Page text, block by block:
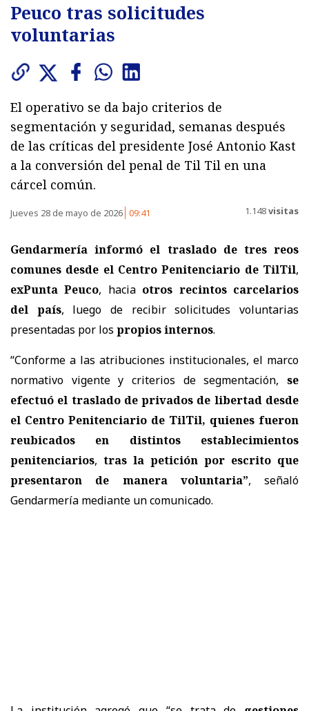
Peuco tras solicitudes
voluntarias
El operativo se da bajo criterios de
segmentación y seguridad, semanas después
de las críticas del presidente José Antonio Kast
a la conversión del penal de Til Til en una
cárcel común.
Jueves 28 de mayo de 2026 09:41 1.148visitas
Gendarmería informó el traslado de tres reos
comunes desde el Centro Penitenciario de TilTil,
exPunta Peuco, hacia otros recintos carcelarios
del país, luego de recibir solicitudes voluntarias
presentadas por los propios internos.
“Conforme a las atribuciones institucionales, el marco
normativo vigente y criterios de segmentación, se
efectuó el traslado de privados de libertad desde
el Centro Penitenciario de TilTil, quienes fueron
reubicados en distintos establecimientos
penitenciarios, tras la petición por escrito que
presentaron de manera voluntaria”, señaló
Gendarmería mediante un comunicado.